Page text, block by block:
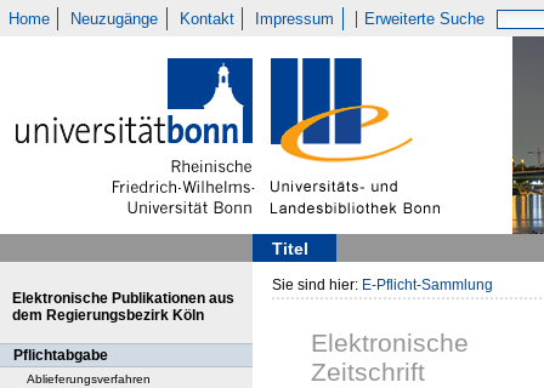
Home Neuzugänge Kontakt Impressum Erweiterte Suche
Titel
Elektronische Publikationen aus
dem Regierungsbezirk Köln
Pflichtabgabe
Ablieferungsverfahren
Sie sind hier: E-Pflicht-Sammlung
Elektronische
Zeitschrift